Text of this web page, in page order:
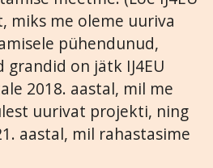
miks me oleme uuriva
pühendunud,
grandid on jätk IJ4EU
2018. aastal, mil me
uurivat projekti, ning
aastal, mil rahastasime